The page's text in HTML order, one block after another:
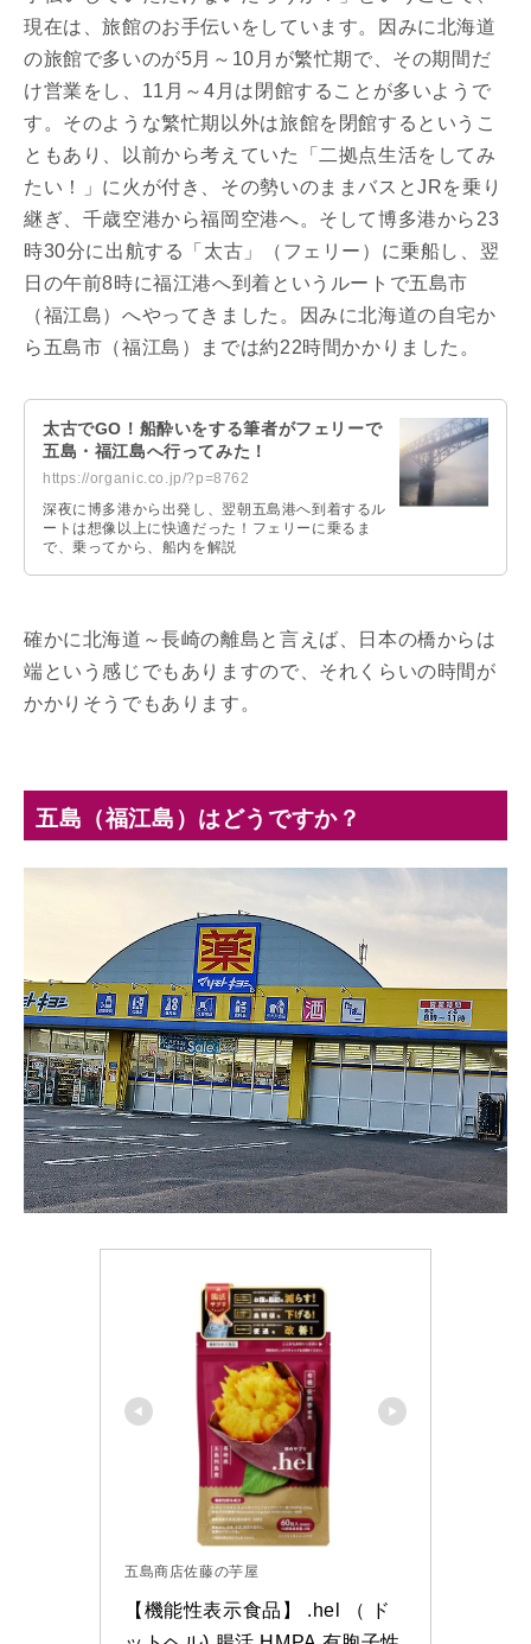
現在は、旅館のお手伝いをしています。因みに北海道
の旅館で多いのが5月～10月が繁忙期で、その期間だ
け営業をし、11月～4月は閉館することが多いようで
す。そのような繁忙期以外は旅館を閉館するというこ
ともあり、以前から考えていた「二拠点生活をしてみ
たい！」に火が付き、その勢いのままバスとJRを乗り
継ぎ、千歳空港から福岡空港へ。そして博多港から23
時30分に出航する「太古」（フェリー）に乗船し、翌
日の午前8時に福江港へ到着というルートで五島市
（福江島）へやってきました。因みに北海道の自宅か
ら五島市（福江島）までは約22時間かかりました。
太古でGO！船酔いをする筆者がフェリーで
五島・福江島へ行ってみた！
https://organic.co.jp/?p=8762
深夜に博多港から出発し、翌朝五島港へ到着するル
ートは想像以上に快適だった！フェリーに乗るま
で、乗ってから、船内を解説
確かに北海道～長崎の離島と言えば、日本の橋からは
端という感じでもありますので、それくらいの時間が
かかりそうでもあります。
五島（福江島）はどうですか？
五島商店佐藤の芋屋
【機能性表示食品】 .hel （ ド